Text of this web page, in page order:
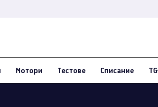
Мотори Тестове Списание